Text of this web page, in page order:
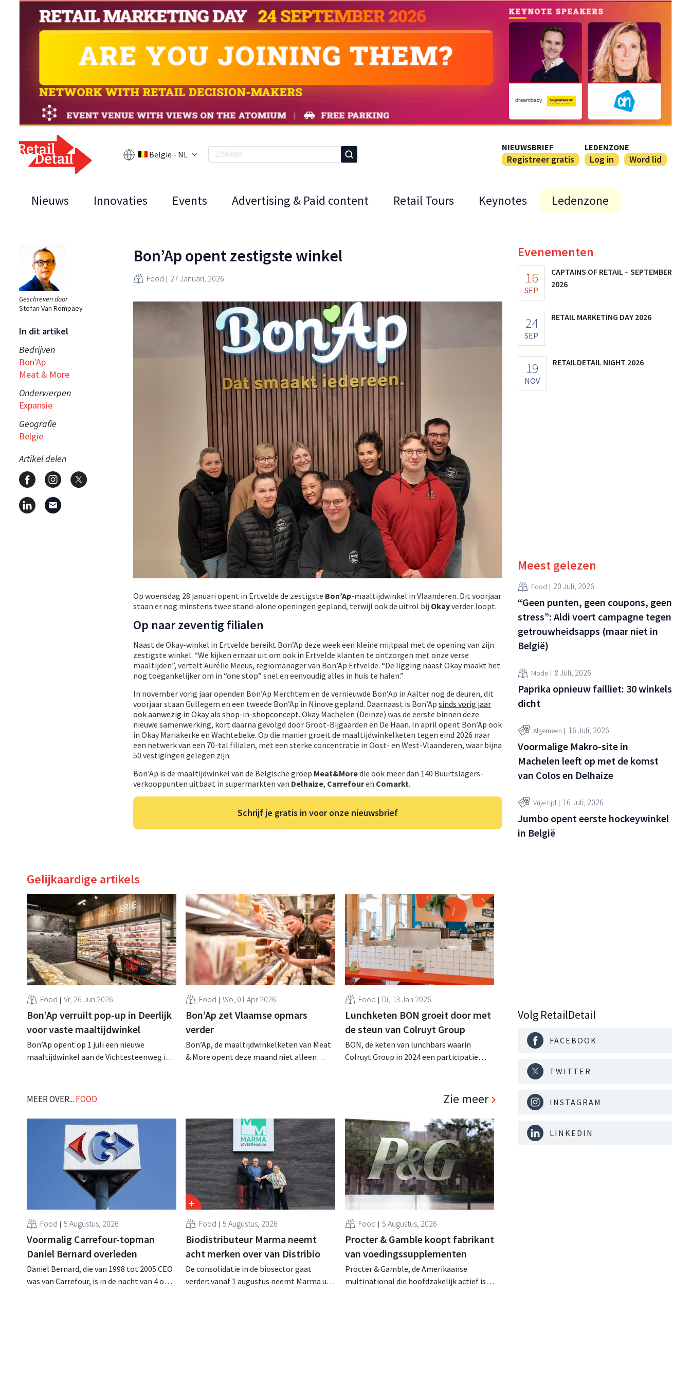
België - NL
NIEUWSBRIEF
Registreer gratis
LEDENZONE
Log in Word lid
Nieuws Innovaties Events Advertising & Paid content Retail Tours Keynotes Ledenzone
Geschreven door
Stefan Van Rompaey
In dit artikel
Bedrijven
Bon'Ap
Meat & More
Onderwerpen
Expansie
Geografie
België
Artikel delen
Bon’Ap opent zestigste winkel
Food 27 Januari, 2026
Op woensdag 28 januari opent in Ertvelde de zestigste Bon’Ap-maaltijdwinkel in Vlaanderen. Dit voorjaar
staan er nog minstens twee stand-alone openingen gepland, terwijl ook de uitrol bij Okayverder loopt.
Op naar zeventig filialen
Naast de Okay-winkel in Ertvelde bereikt Bon’Ap deze week een kleine mijlpaal met de opening van zijn
zestigste winkel. “We kijken ernaar uit om ook in Ertvelde klanten te ontzorgen met onze verse
maaltijden”, vertelt Aurélie Meeus, regiomanager van Bon’Ap Ertvelde. “De ligging naast Okay maakt het
nog toegankelijker om in “one stop” snel en eenvoudig alles in huis te halen.”
In november vorig jaar openden Bon’Ap Merchtem en de vernieuwde Bon’Ap in Aalter nog de deuren, dit
voorjaar staan Gullegem en een tweede Bon’Ap in Ninove gepland. Daarnaast is Bon’Ap sinds vorig jaar
ook aanwezig in Okay als shop-in-shopconcept. Okay Machelen (Deinze) was de eerste binnen deze
nieuwe samenwerking, kort daarna gevolgd door Groot-Bijgaarden en De Haan. In april opent Bon’Ap ook
in Okay Mariakerke en Wachtebeke. Op die manier groeit de maaltijdwinkelketen tegen eind 2026 naar
een netwerk van een 70-tal filialen, met een sterke concentratie in Oost- en West-Vlaanderen, waar bijna
50 vestigingen gelegen zijn.
Bon’Ap is de maaltijdwinkel van de Belgische groep Meat&Moredie ook meer dan 140 Buurtslagers-
verkooppunten uitbaat in supermarkten van Delhaize, Carrefouren Comarkt.
Schrijf je gratis in voor onze nieuwsbrief
Gelijkaardige artikels
Food Vr, 26 Jun 2026
Bon’Ap verruilt pop-up in Deerlijk
voor vaste maaltijdwinkel
Bon’Ap opent op 1 juli een nieuwe
maaltijdwinkel aan de Vichtesteenweg in
gemeente opende na de sluiting van
Bon’Ap opnieuw een vaste stek in de West-
Vlaamse gemeente. .
Food Wo, 01 Apr 2026
Bon’Ap zet Vlaamse opmars
verder
Bon’Ap, de maaltijdwinkelketen van Meat
& More opent deze maand niet alleen
Food Di, 13 Jan 2026
Lunchketen BON groeit door met
de steun van Colruyt Group
BON, de keten van lunchbars waarin
Colruyt Group in 2024 een participatie
keuken uit. Het gemaksaanbod van het
bedrijf is ook beschikbaar bij
buurtwinkelketen Okay. .
MEER OVER... FOOD Zie meer
Food 5 Augustus, 2026
Voormalig Carrefour-topman
Daniel Bernard overleden
Daniel Bernard, die van 1998 tot 2005 CEO
was van Carrefour, is in de nacht van 4 op 5
Food 5 Augustus, 2026
Biodistributeur Marma neemt
acht merken over van Distribio
De consolidatie in de biosector gaat
verder: vanaf 1 augustus neemt Marma uit
Food 5 Augustus, 2026
Procter & Gamble koopt fabrikant
van voedingssupplementen
Procter & Gamble, de Amerikaanse
multinational die hoofdzakelijk actief is in
Evenementen
16
SEP
CAPTAINS OF RETAIL – SEPTEMBER
2026
24
SEP
RETAIL MARKETING DAY 2026
19
NOV
RETAILDETAIL NIGHT 2026
Meest gelezen
Food 20 Juli, 2026
“Geen punten, geen coupons, geen
stress”: Aldi voert campagne tegen
getrouwheidsapps (maar niet in
België)
Mode 8 Juli, 2026
Paprika opnieuw failliet: 30 winkels
dicht
Algemeen 16 Juli, 2026
Voormalige Makro-site in
Machelen leeft op met de komst
van Colos en Delhaize
Vrije tijd 16 Juli, 2026
Jumbo opent eerste hockeywinkel
in België
Volg RetailDetail
FACEBOOK
TWITTER
INSTAGRAM
LINKEDIN